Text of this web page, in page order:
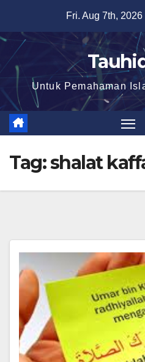
content
Fri. Aug 7th, 2026
Untuk Pemahaman
Tag:shalat